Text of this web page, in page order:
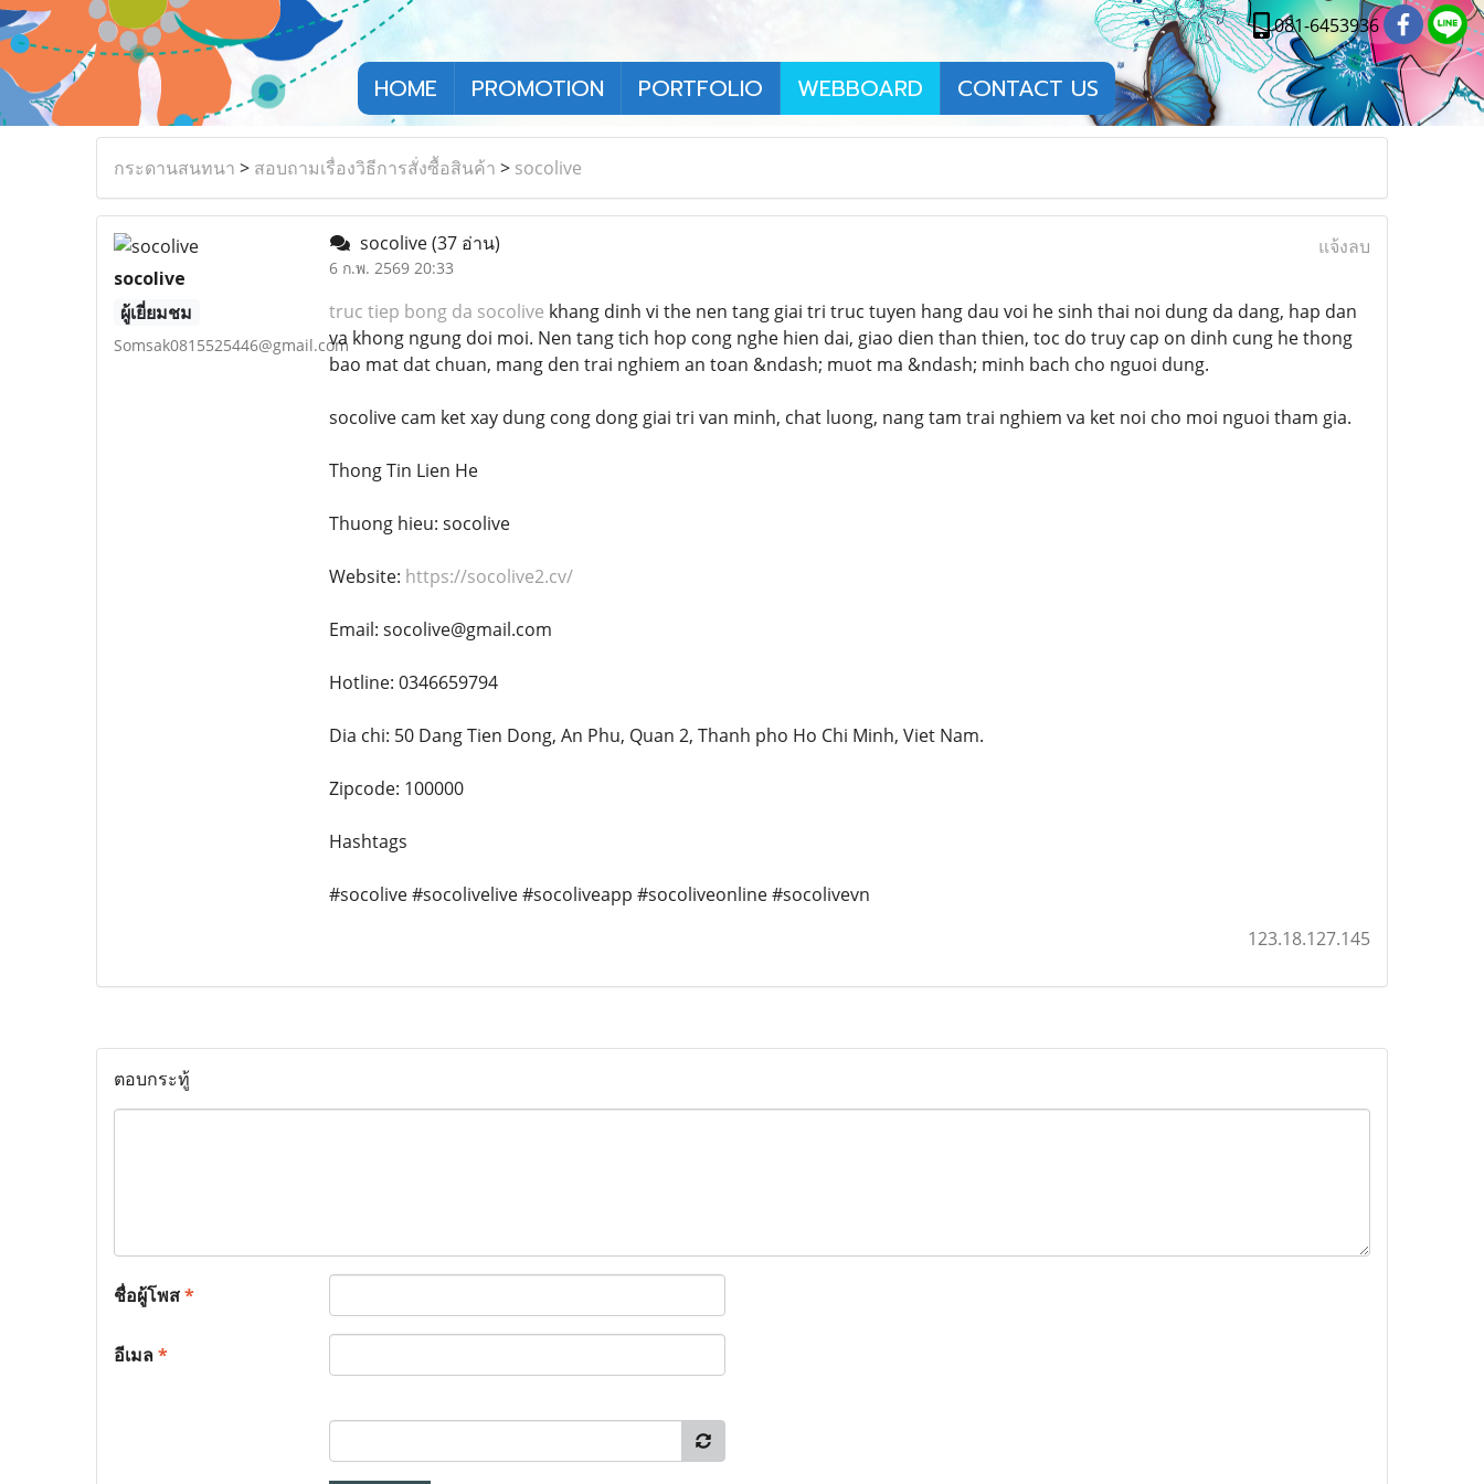
081-6453936
HOME PROMOTION PORTFOLIO WEBBOARD CONTACT US
กระดานสนทนา > สอบถามเรื่องวิธีการสั่งซื้อสินค้า > socolive
socolive
ผู้เยี่ยมชม
Somsak0815525446@gmail.com
socolive(37 อ่าน)
6 ก.พ. 2569 20:33
แจ้งลบ
truc tiep bong da socolive khang dinh vi the nen tang giai tri truc tuyen hang dau voi he sinh thai noi dung da dang, hap dan
va khong ngung doi moi. Nen tang tich hop cong nghe hien dai, giao dien than thien, toc do truy cap on dinh cung he thong
bao mat dat chuan, mang den trai nghiem an toan &ndash; muot ma &ndash; minh bach cho nguoi dung.
socolive cam ket xay dung cong dong giai tri van minh, chat luong, nang tam trai nghiem va ket noi cho moi nguoi tham gia.
Thong Tin Lien He
Thuong hieu: socolive
Website: https://socolive2.cv/
Email: socolive@gmail.com
Hotline: 0346659794
Dia chi: 50 Dang Tien Dong, An Phu, Quan 2, Thanh pho Ho Chi Minh, Viet Nam.
Zipcode: 100000
Hashtags
#socolive #socolivelive #socoliveapp #socoliveonline #socolivevn
123.18.127.145
ตอบกระทู้
ชื่อผู้โพส*
อีเมล*